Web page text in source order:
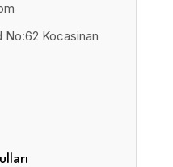
No:62 Kocasinan